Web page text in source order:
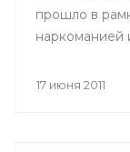
прошло в
наркоманией
17 июня 2011